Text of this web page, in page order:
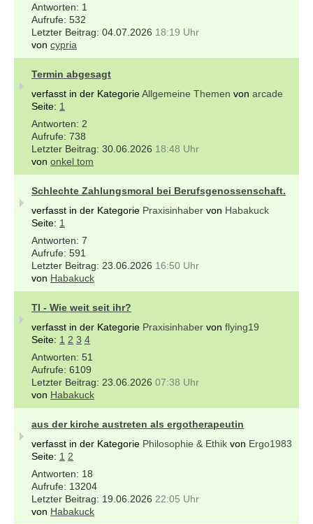
1
532
04.07.2026 18:19 Uhr
von cypria
Termin abgesagt
verfasst in der KategorieAllgemeine Themen von arcade
Seite: 1
2
738
30.06.2026 18:48 Uhr
von onkel tom
Schlechte Zahlungsmoral bei Berufsgenossenschaft.
verfasst in der Kategorie Praxisinhaber von Habakuck
Seite: 1
7
591
23.06.2026 16:50 Uhr
von Habakuck
TI - Wie weit seit ihr?
verfasst in der Kategorie Praxisinhaber von flying19
Seite: 1 2 3 4
51
6109
23.06.2026 07:38 Uhr
von Habakuck
aus der kirche austreten als ergotherapeutin
verfasst in der Kategorie Philosophie & Ethik von Ergo1983
Seite: 1 2
18
13204
19.06.2026 22:05 Uhr
von Habakuck